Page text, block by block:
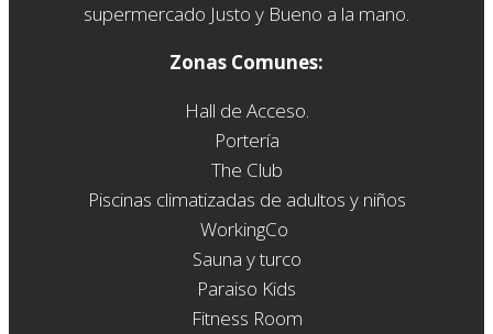
supermercado Justo y Bueno a la mano.
Zonas Comunes:
Hall de Acceso.
Portería
The Club
Piscinas climatizadas de adultos y niños
WorkingCo
Sauna y turco
Paraiso Kids
Fitness Room